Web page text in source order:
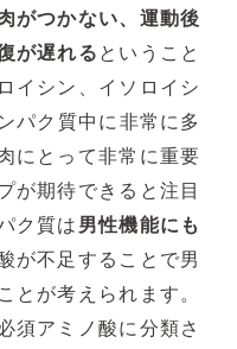
がつかない、運動後
が遅れるということ
イシン、イソロイシ
パク質中に非常に多
にとって非常に重要
が期待できると注目
ク質は 男性機能にも
が不足することで男
とが考えられます。
須アミノ酸に分類さ